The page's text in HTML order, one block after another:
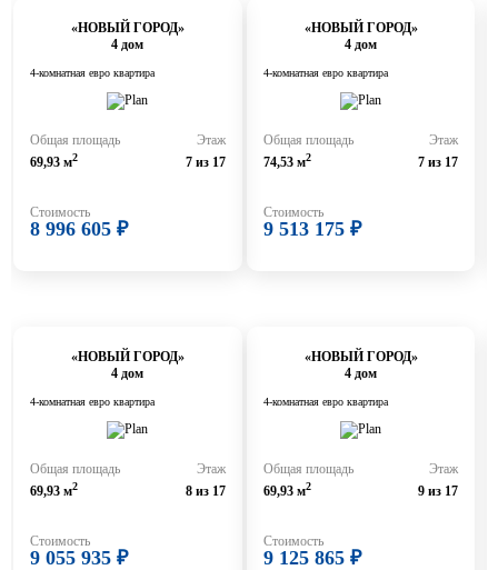
«НОВЫЙ ГОРОД»
4 дом
4-комнатная евро квартира
Общая площадь
69,93 м2
Этаж
7 из 17
Стоимость
8 996 605 ₽
«НОВЫЙ ГОРОД»
4 дом
4-комнатная евро квартира
Общая площадь
74,53 м2
Этаж
7 из 17
Стоимость
9 513 175 ₽
«НОВЫЙ ГОРОД»
4 дом
4-комнатная евро квартира
Общая площадь
69,93 м2
Этаж
8 из 17
Стоимость
9 055 935 ₽
«НОВЫЙ ГОРОД»
4 дом
4-комнатная евро квартира
Общая площадь
69,93 м2
Этаж
9 из 17
Стоимость
9 125 865 ₽